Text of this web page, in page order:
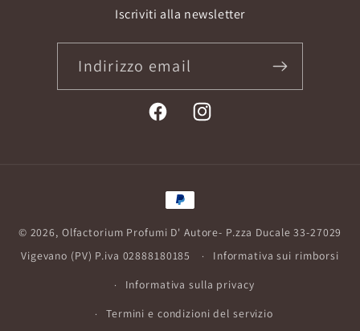
Iscriviti alla newsletter
Indirizzo email
FacebookInstagram
Metodi
di
pagamento
© 2026, Olfactorium Profumi D' Autore- P.zza Ducale 33-27029
Vigevano (PV) P.iva 02888180185
Informativa sui rimborsi
Informativa sulla privacy
Termini e condizioni del servizio